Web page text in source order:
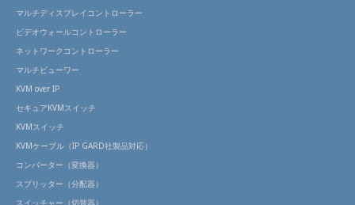
マルチディスプレイコントローラー
ビデオウォールコントローラー
ネットワークコントローラー
マルチビューワー
KVM over IP
セキュアKVMスイッチ
KVMスイッチ
KVMケーブル（IP GARD社製品対応）
コンバーター（変換器）
スプリッター（分配器）
スイッチャー（切替器）